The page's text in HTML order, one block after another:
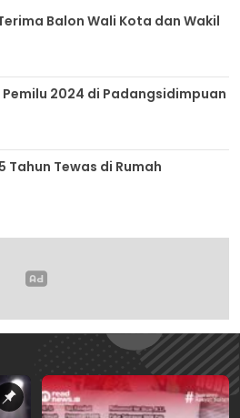
Balon Wali Kota dan Wakil
2024 di Padangsidimpuan
Tahun Tewas di Rumah